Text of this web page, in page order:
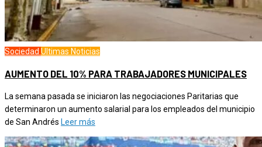
Sociedad Ultimas Noticias
AUMENTO DEL 10% PARA TRABAJADORES MUNICIPALES
La semana pasada se iniciaron las negociaciones Paritarias que
determinaron un aumento salarial para los empleados del municipio
de San Andrés Leer más